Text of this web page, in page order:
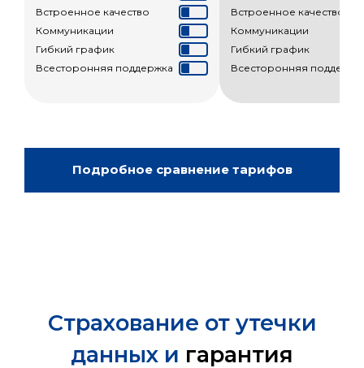
Встроенное качество
Коммуникации
Гибкий график
Всесторонняя поддержка
Встроенное качество
Коммуникации
Гибкий график
Всесторонняя
Подробное сравнение тарифов
Страхование от утечки
данных и гарантия